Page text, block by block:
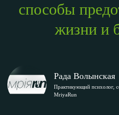
способы
жизни и
Рада Волынская
Практикующий психолог,
MriyaRun